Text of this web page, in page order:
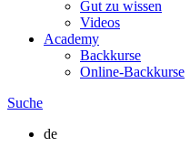
Gut zu wissen
Videos
Academy
Backkurse
Online-Backkurse
Suche
de